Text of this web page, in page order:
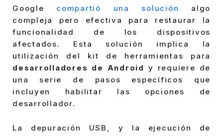
Google compartió una solución
algo
compleja pero efectiva para restaurar la
funcionalidad de los dispositivos
afectados. Esta solución implica la
utilización del kit de herramientas para
desarrolladores de Android y requiere de
una serie de pasos específicos que
incluyen habilitar las opciones de
desarrollador.
La depuración USB, y la ejecución de